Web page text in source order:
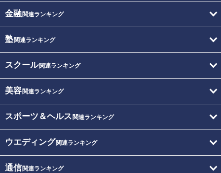
金融関連ランキング
塾関連ランキング
スクール関連ランキング
美容関連ランキング
スポーツ＆ヘルス 関連ランキング
ウエディング関連ランキング
通信関連ランキング